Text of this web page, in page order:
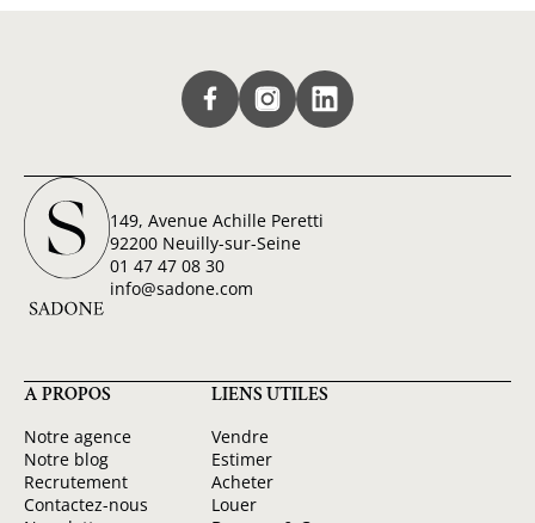
149, Avenue Achille Peretti
92200 Neuilly-sur-Seine
01 47 47 08 30
info@sadone.com
A PROPOS
Notre agence
Notre blog
Recrutement
Contactez-nous
LIENS UTILES
Vendre
Estimer
Acheter
Louer